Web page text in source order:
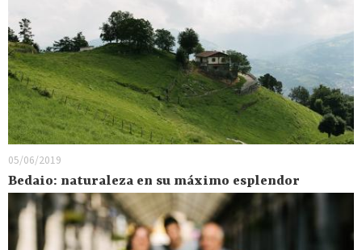
05/06/2019
Bedaio: naturaleza en su máximo esplendor